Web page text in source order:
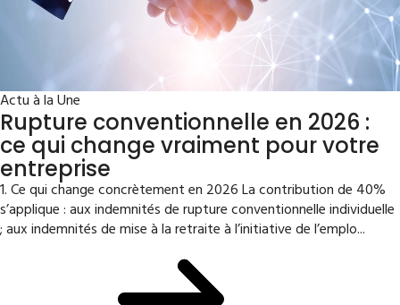
Actu à la Une
Rupture conventionnelle en 2026 :
ce qui change vraiment pour votre
entreprise
1. Ce qui change concrètement en 2026 La contribution de 40%
s’applique : aux indemnités de rupture conventionnelle individuelle
; aux indemnités de mise à la retraite à l’initiative de l’emplo...